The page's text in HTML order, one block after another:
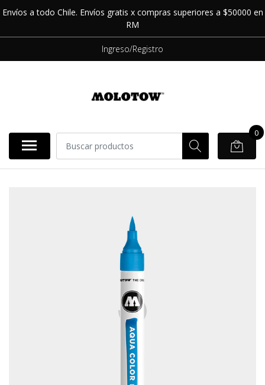
Envíos a todo Chile. Envíos gratis x compras superiores a $50000 en
RM
Ingreso/Registro
0